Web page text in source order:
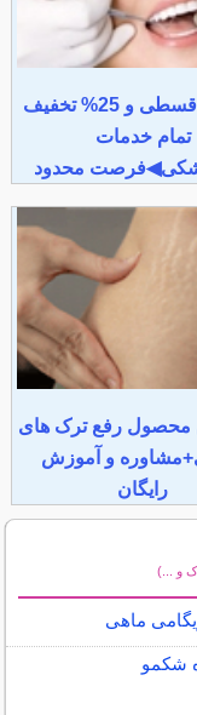
پرداخت قسطی و 25% تخفیف
تمام خدمات
محدود
محصول رفع ترک های
و آموزش
رایگان
و ...)
ماهی
شکمو